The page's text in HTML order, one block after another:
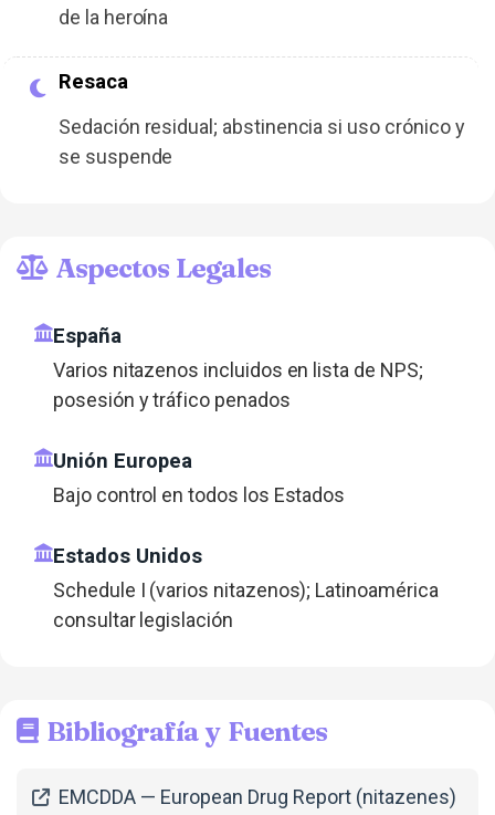
de la heroína
Resaca
Sedación residual; abstinencia si uso crónico y
se suspende
Aspectos Legales
España
Varios nitazenos incluidos en lista de NPS;
posesión y tráfico penados
Unión Europea
Bajo control en todos los Estados
Estados Unidos
Schedule I (varios nitazenos); Latinoamérica
consultar legislación
Bibliografía y Fuentes
EMCDDA — European Drug Report (nitazenes)